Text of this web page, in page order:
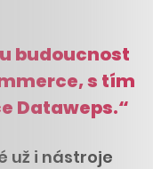
budoucnost
s tím
Dataweps.“
už i nástroje